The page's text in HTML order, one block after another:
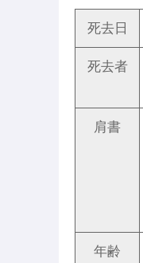
死去日
死去者
肩書
年齢